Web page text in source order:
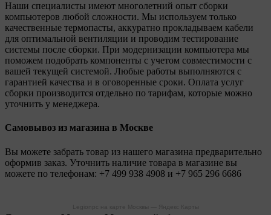
Наши специалисты имеют многолетний опыт сборки
компьютеров любой сложности. Мы используем только
качественные термопасты, аккуратно прокладываем кабели
для оптимальной вентиляции и проводим тестирование
системы после сборки. При модернизации компьютера мы
поможем подобрать компоненты с учетом совместимости с
вашей текущей системой. Любые работы выполняются с
гарантией качества и в оговоренные сроки. Оплата услуг
сборки производится отдельно по тарифам, которые можно
уточнить у менеджера.
Самовывоз из магазина в Москве
Вы можете забрать товар из нашего магазина предварительно
оформив заказ. Уточнить наличие товара в магазине вы
можете по телефонам: +7 499 938 4908 и +7 965 296 6686
Legionpc на карте Москвы — Яндекс Карты